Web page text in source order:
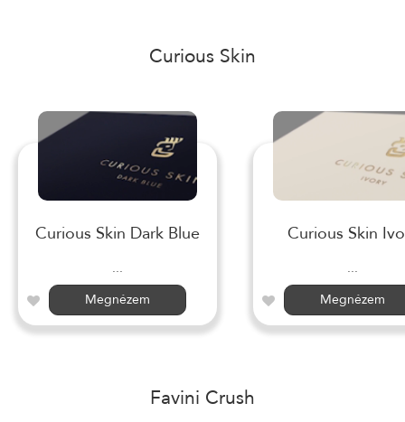
Curious Skin
Curious Skin Dark Blue
...
Megnézem
Curious Skin
...
Megnézem
Favini Crush